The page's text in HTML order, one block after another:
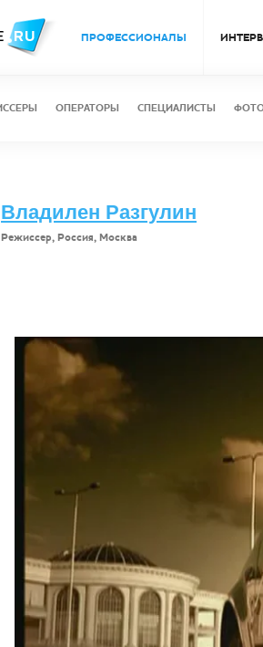
ПРОФЕССИОНАЛЫ
ОПЕРАТОРЫ СПЕЦИАЛИСТЫ
Владилен Разгулин
Режиссер, Россия, Москва